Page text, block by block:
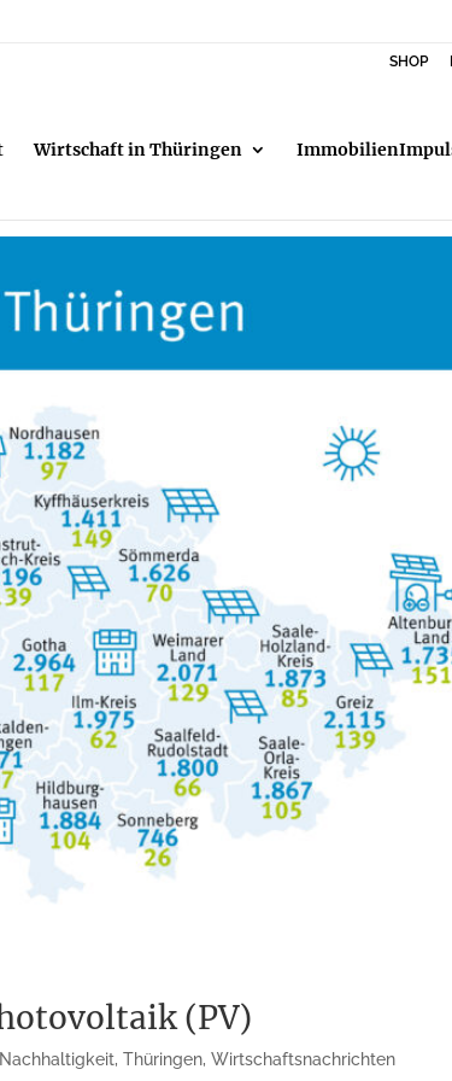
SHOP
Wirtschaft in Thüringen
(PV)
Nachhaltigkeit,Thüringen,Wirtschaftsnachrichten